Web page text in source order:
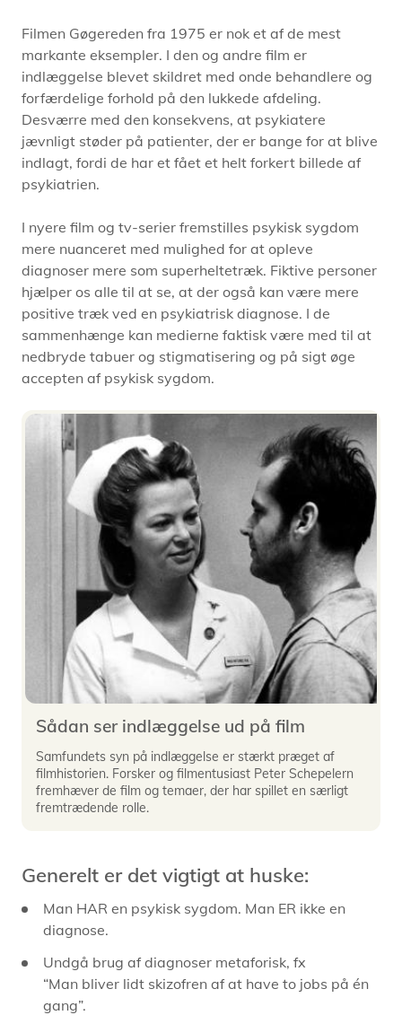
Filmen Gøgereden fra 1975 er nok et af de mest
markante eksempler. I den og andre film er
indlæggelse blevet skildret med onde behandlere og
forfærdelige forhold på den lukkede afdeling.
Desværre med den konsekvens, at psykiatere
jævnligt støder på patienter, der er bange for at blive
indlagt, fordi de har et fået et helt forkert billede af
psykiatrien.
I nyere film og tv-serier fremstilles psykisk sygdom
mere nuanceret med mulighed for at opleve
diagnoser mere som superheltetræk. Fiktive personer
hjælper os alle til at se, at der også kan være mere
positive træk ved en psykiatrisk diagnose. I de
sammenhænge kan medierne faktisk være med til at
nedbryde tabuer og stigmatisering og på sigt øge
accepten af psykisk sygdom.
Sådan ser indlæggelse ud på film
Samfundets syn på indlæggelse er stærkt præget af
filmhistorien. Forsker og filmentusiast Peter Schepelern
fremhæver de film og temaer, der har spillet en særligt
fremtrædende rolle.
Generelt er det vigtigt at huske:
Man HAR en psykisk sygdom. Man ER ikke en
diagnose.
Undgå brug af diagnoser metaforisk, fx
“Man bliver lidt skizofren af at have to jobs på én
gang”.